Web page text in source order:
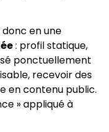
en une
: profil statique,
ponctuellement
recevoir des
en contenu public.
» appliqué à